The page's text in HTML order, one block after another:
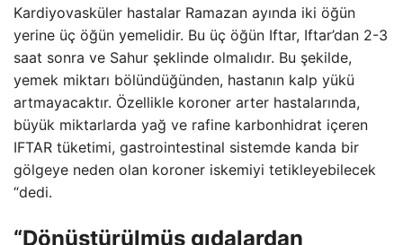
Kardiyovasküler hastalar Ramazan ayında iki öğün
yerine üç öğün yemelidir. Bu üç öğün Iftar, Iftar’dan 2-3
saat sonra ve Sahur şeklinde olmalıdır. Bu şekilde,
yemek miktarı bölündüğünden, hastanın kalp yükü
artmayacaktır. Özellikle koroner arter hastalarında,
büyük miktarlarda yağ ve rafine karbonhidrat içeren
IFTAR tüketimi, gastrointestinal sistemde kanda bir
gölgeye neden olan koroner iskemiyi tetikleyebilecek
“dedi.
“Dönüştürülmüş gıdalardan